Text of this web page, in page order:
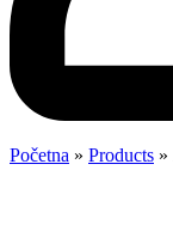
Početna » Products »